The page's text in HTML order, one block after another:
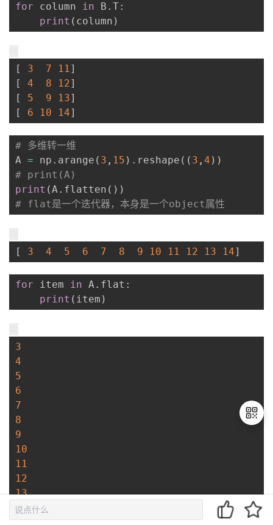
for column in B . T:
print ( column )
[ 3 7 11]
[
4 8 12]
[
5 9 13]
[
6 10 14]
# 多维转一维
A = np . arange ( 3 , 15 ) . reshape ( ( 3 , 4 ) )
# print(A)
print (A. flatten ( ) )
# flat是一个迭代器，本身是一个object属性
[ 3 4 5 6 7 8 9 10 11 12 13 14]
for item in A. flat :
print ( item )
3
4
5
6
7
8
9
10
11
12
13
14